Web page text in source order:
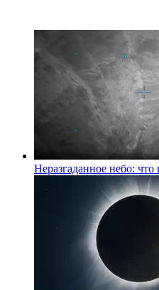
Неразгаданное небо: